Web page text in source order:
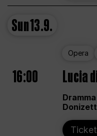
Sun13.9.
Opera
16:00 Lucia